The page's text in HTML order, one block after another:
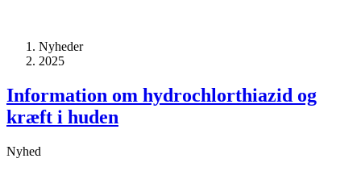
Nyheder
2025
Information om hydrochlor­thiazid og
kræft i huden
Nyhed